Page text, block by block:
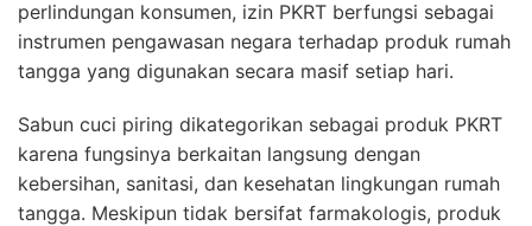
perlindungan konsumen, izin PKRT berfungsi sebagai
instrumen pengawasan negara terhadap produk rumah
tangga yang digunakan secara masif setiap hari.
Sabun cuci piring dikategorikan sebagai produk PKRT
karena fungsinya berkaitan langsung dengan
kebersihan, sanitasi, dan kesehatan lingkungan rumah
tangga. Meskipun tidak bersifat farmakologis, produk